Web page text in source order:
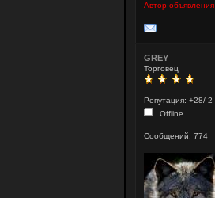
Автор объявления
GREY
Торговец
Репутация: +28/-2
Offline
Сообщений: 774